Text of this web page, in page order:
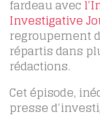
fardeau avec
Investigative
regroupement
répartis dans
rédactions.
Cet épisode,
presse